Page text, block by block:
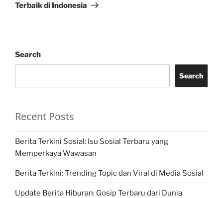
Terbaik di Indonesia
Search
Search
Recent Posts
Berita Terkini Sosial: Isu Sosial Terbaru yang
Memperkaya Wawasan
Berita Terkini: Trending Topic dan Viral di Media Sosial
Update Berita Hiburan: Gosip Terbaru dari Dunia